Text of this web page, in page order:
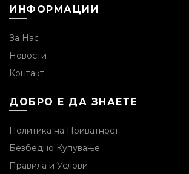
ИНФОРМАЦИИ
За Нас
Новости
Контакт
ДОБРО Е ДА ЗНАЕТЕ
Политика на Приватност
Безбедно Купување
Правила и Услови